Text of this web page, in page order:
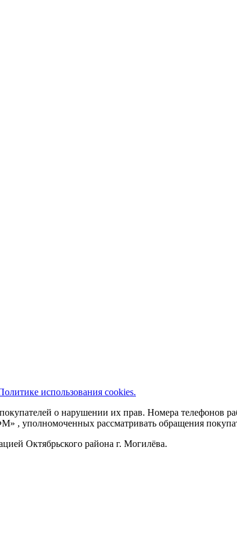
использования cookies.
о нарушении их прав. Номера телефонов
, уполномоченных рассматривать обращения
Октябрьского района г. Могилёва.